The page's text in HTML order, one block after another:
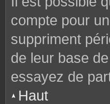
compte pour
suppriment
de leur base
essayez de
Haut